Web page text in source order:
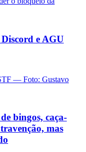
e AGU
bingos, caça-
mas